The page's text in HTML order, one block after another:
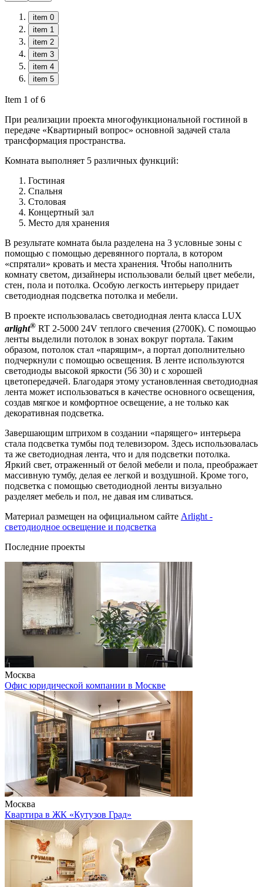
item 0
item 1
item 2
item 3
item 4
item 5
Item 1 of 6
При реализации проекта многофункциональной гостиной в
передаче «Квартирный вопрос» основной задачей стала
трансформация пространства.
Комната выполняет 5 различных функций:
Гостиная
Спальня
Столовая
Концертный зал
Место для хранения
В результате комната была разделена на 3 условные зоны с
помощью с помощью деревянного портала, в котором
«спрятали» кровать и места хранения. Чтобы наполнить
комнату светом, дизайнеры использовали белый цвет мебели,
стен, пола и потолка. Особую легкость интерьеру придает
светодиодная подсветка потолка и мебели.
В проекте использовалась светодиодная лента класса LUX
arlight® RT 2-5000 24V теплого свечения (2700К). С помощью
ленты выделили потолок в зонах вокруг портала. Таким
образом, потолок стал «парящим», а портал дополнительно
подчеркнули с помощью освещения. В ленте используются
светодиоды высокой яркости (56 30) и с хорошей
цветопередачей. Благодаря этому установленная светодиодная
лента может использоваться в качестве основного освещения,
создав мягкое и комфортное освещение, а не только как
декоративная подсветка.
Завершающим штрихом в создании «парящего» интерьера
стала подсветка тумбы под телевизором. Здесь использовалась
та же светодиодная лента, что и для подсветки потолка.
Яркий свет, отраженный от белой мебели и пола, преображает
массивную тумбу, делая ее легкой и воздушной. Кроме того,
подсветка с помощью светодиодной ленты визуально
разделяет мебель и пол, не давая им сливаться.
Материал размещен на официальном сайте Arlight -
светодиодное освещение и подсветка
Последние проекты
Москва
Офис юридической компании в Москве
Москва
Квартира в ЖК «Кутузов Град»